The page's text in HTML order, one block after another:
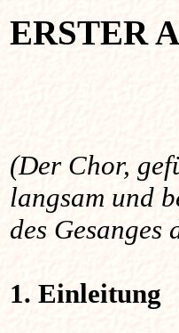
ERSTER
(Der Chor,
langsam und
des
1. Einleitung